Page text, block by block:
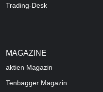
Trading-Desk
MAGAZINE
aktien Magazin
Tenbagger Magazin